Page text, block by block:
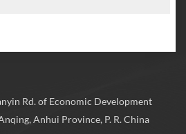
Rd. of Economic Development
Anhui Province, P. R. China